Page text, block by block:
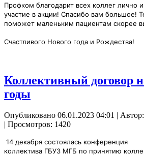
Профком благодарит всех коллег лично
участие в акции! Спасибо вам большое!
поможет маленьким пациентам скорее
Счастливого Нового года и Рождества!
Коллективный договор
годы
Опубликовано 06.01.2023 04:01 |
| Просмотров: 1420
14 декабря состоялась конференция
коллектива ГБУЗ МГБ по принятию